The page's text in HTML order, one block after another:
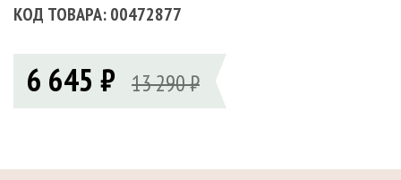
КОД ТОВАРА: 00472877
6 645 ₽ 13 290 ₽